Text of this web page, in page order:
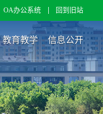
OA办公系统 回到旧站
教育教学 信息公开